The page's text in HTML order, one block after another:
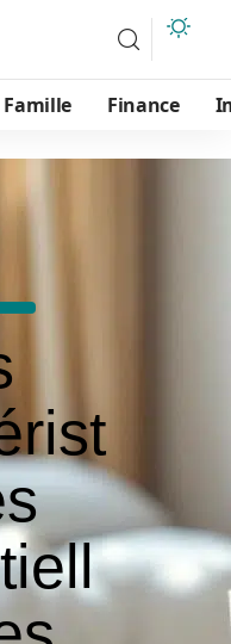
Famille Finance